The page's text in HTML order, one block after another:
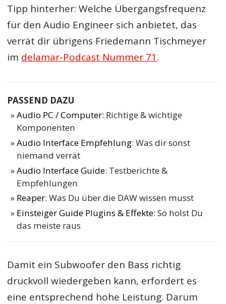
Tipp hinterher: Welche Übergangsfrequenz
für den Audio Engineer sich anbietet, das
verrät dir übrigens Friedemann Tischmeyer
im delamar-Podcast Nummer 71.
PASSEND DAZU
Audio PC / Computer: Richtige & wichtige
Komponenten
Audio Interface Empfehlung: Was dir sonst
niemand verrät
Audio Interface Guide: Testberichte &
Empfehlungen
Reaper: Was Du über die DAW wissen musst
Einsteiger Guide Plugins & Effekte: So holst Du
das meiste raus
Damit ein Subwoofer den Bass richtig
druckvoll wiedergeben kann, erfordert es
eine entsprechend hohe Leistung. Darum